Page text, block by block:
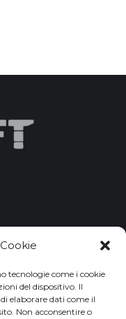
tecnologie come i cookie
del dispositivo. Il
elaborare dati come il
Non acconsentire o